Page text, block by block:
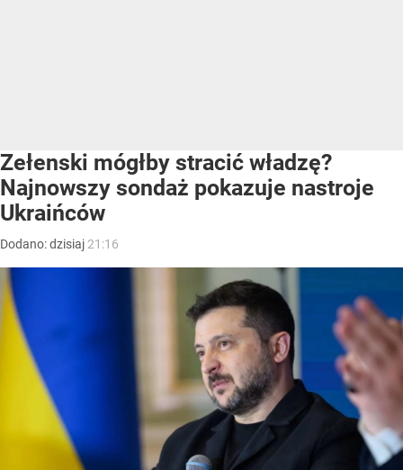
Zełenski mógłby stracić władzę?
Najnowszy sondaż pokazuje nastroje
Ukraińców
Dodano:dzisiaj 21:16